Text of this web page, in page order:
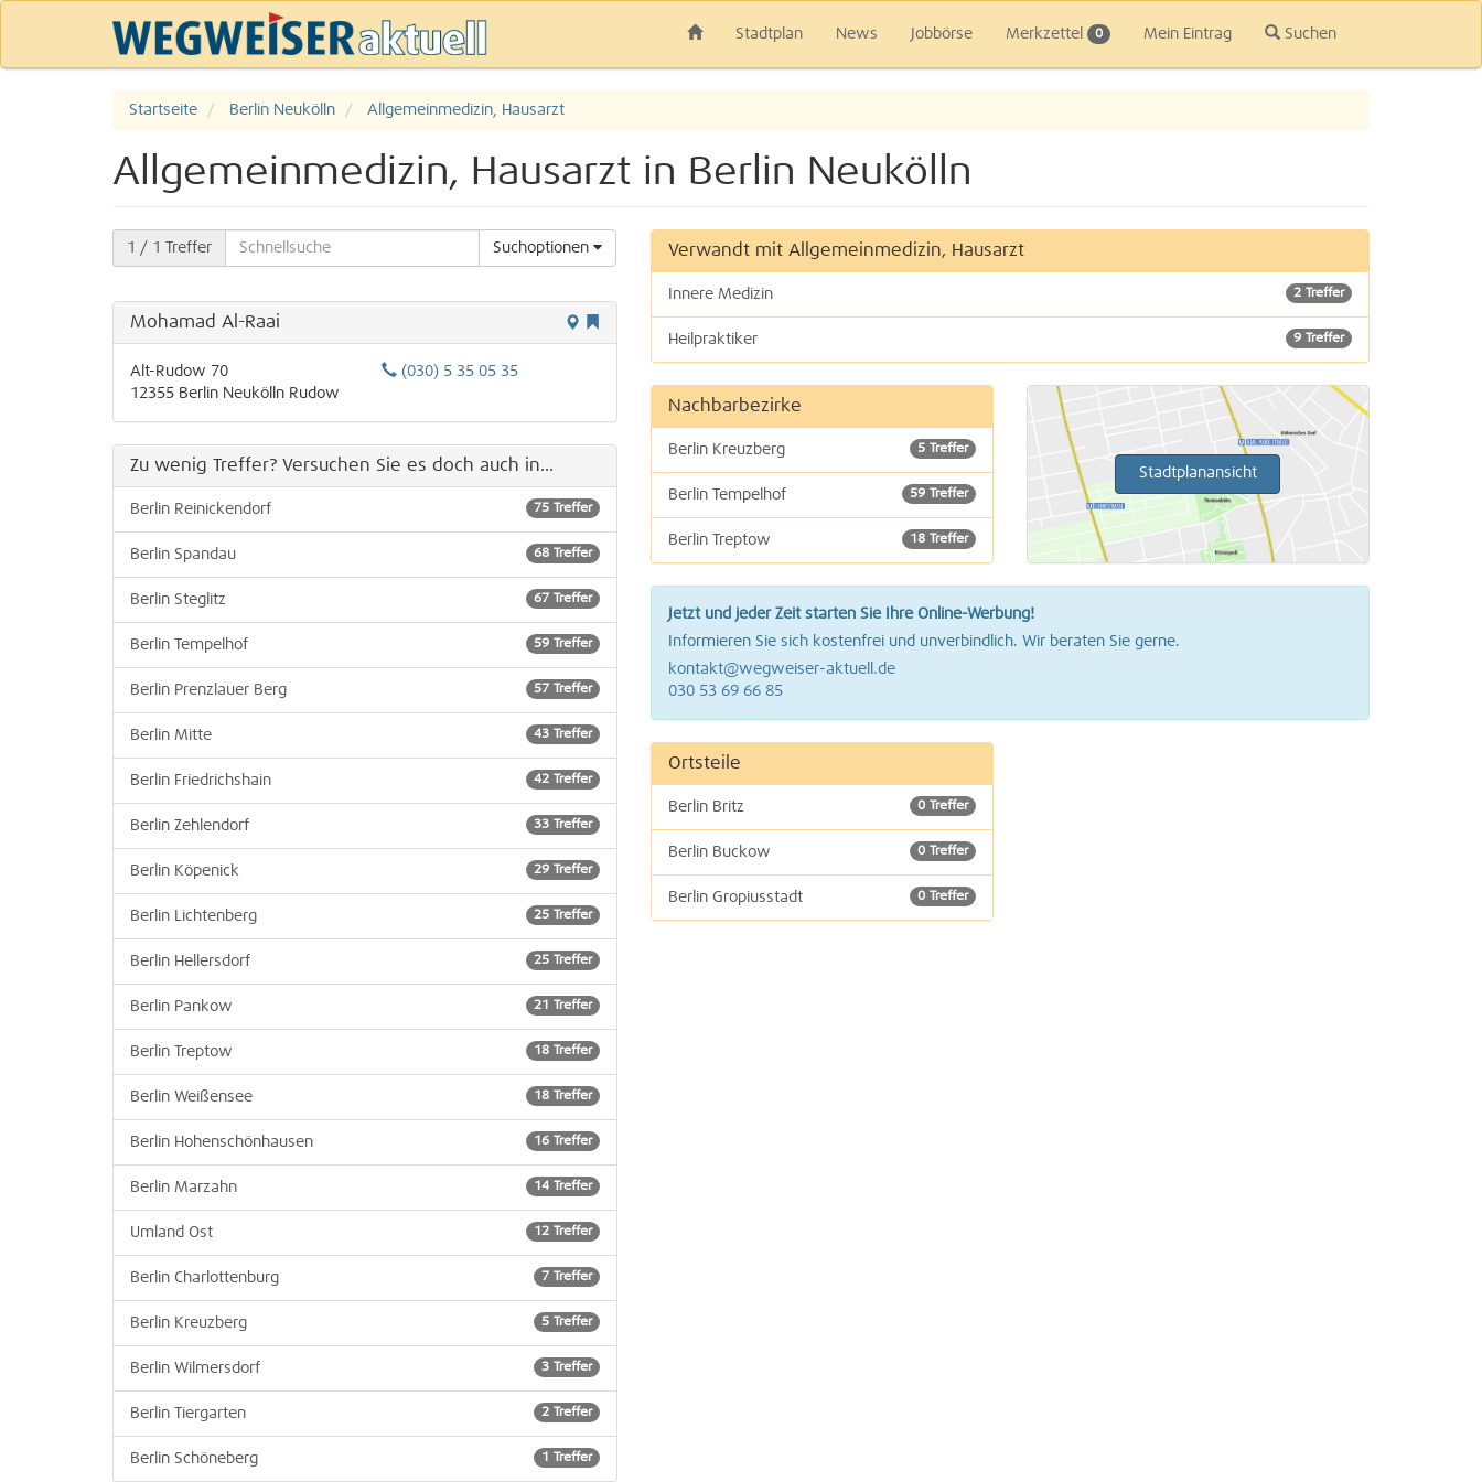
Stadtplan News Jobbörse Merkzettel 0 Mein Eintrag Suchen
Startseite Berlin Neukölln Allgemeinmedizin, Hausarzt
Allgemeinmedizin, Hausarzt in Berlin Neukölln
1 / 1 Treffer Suchoptionen
Mohamad Al-Raai
Alt-Rudow 70
12355 Berlin Neukölln Rudow
(030) 5 35 05 35
Zu wenig Treffer? Versuchen Sie es doch auch in...
75 Treffer
Berlin Reinickendorf
68 Treffer
Berlin Spandau
67 Treffer
Berlin Steglitz
59 Treffer
Berlin Tempelhof
57 Treffer
Berlin Prenzlauer Berg
43 Treffer
Berlin Mitte
42 Treffer
Berlin Friedrichshain
33 Treffer
Berlin Zehlendorf
29 Treffer
Berlin Köpenick
25 Treffer
Berlin Lichtenberg
25 Treffer
Berlin Hellersdorf
21 Treffer
Berlin Pankow
18 Treffer
Berlin Treptow
18 Treffer
Berlin Weißensee
16 Treffer
Berlin Hohenschönhausen
14 Treffer
Berlin Marzahn
12 Treffer
Umland Ost
7 Treffer
Berlin Charlottenburg
5 Treffer
Berlin Kreuzberg
3 Treffer
Berlin Wilmersdorf
2 Treffer
Berlin Tiergarten
1 Treffer
Berlin Schöneberg
Verwandt mit Allgemeinmedizin, Hausarzt
2 Treffer
Innere Medizin
9 Treffer
Heilpraktiker
Nachbarbezirke
5 Treffer
Berlin Kreuzberg
59 Treffer
Berlin Tempelhof
18 Treffer
Berlin Treptow
Stadtplanansicht
Jetzt und jeder Zeit starten Sie Ihre Online-Werbung!
Informieren Sie sich kostenfrei und unverbindlich. Wir beraten Sie gerne.
kontakt@wegweiser-aktuell.de
030 53 69 66 85
Ortsteile
0 Treffer
Berlin Britz
0 Treffer
Berlin Buckow
0 Treffer
Berlin Gropiusstadt